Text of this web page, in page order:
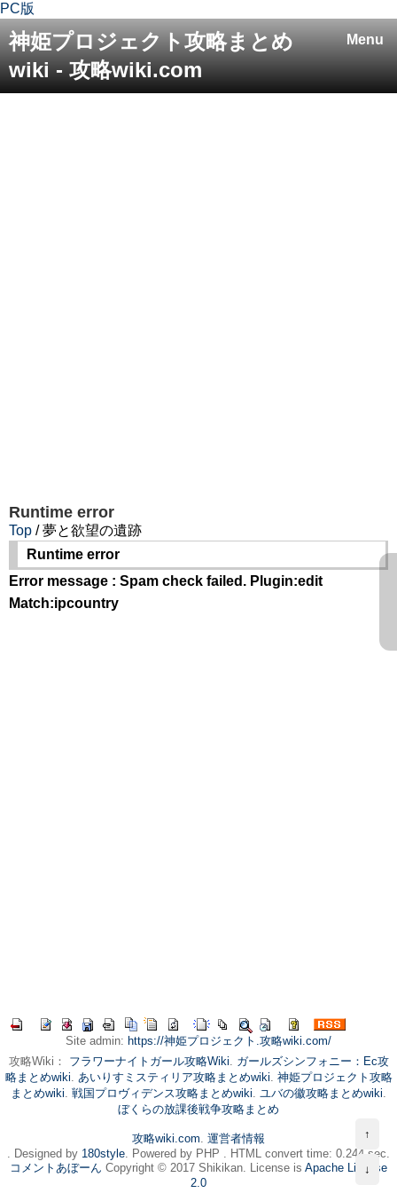
PC版
Menu
神姫プロジェクト攻略まとめ
wiki - 攻略wiki.com
Runtime error
Top / 夢と欲望の遺跡
Runtime error
Error message : Spam check failed. Plugin:edit
Match:ipcountry
Site admin: https://神姫プロジェクト.攻略wiki.com/
攻略Wiki： フラワーナイトガール攻略Wiki. ガールズシンフォニー：Ec攻
略まとめwiki. あいりすミスティリア攻略まとめwiki. 神姫プロジェクト攻略
まとめwiki. 戦国プロヴィデンス攻略まとめwiki. ユバの徽攻略まとめwiki.
ぼくらの放課後戦争攻略まとめ
攻略wiki.com. 運営者情報
. Designed by 180style. Powered by PHP . HTML convert time: 0.244 sec.
コメントあぼーん Copyright © 2017 Shikikan. License is Apache License
2.0
↑
↓